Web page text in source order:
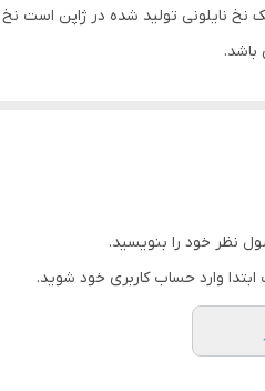
نخ نایلونی تولید شده در ژاپن است
نظر خود را بنویسید.
ابتدا وارد حساب کاربری خود شوید.